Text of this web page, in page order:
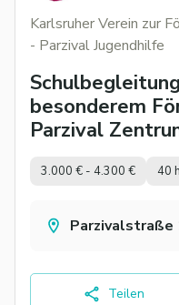
Karlsruher Verein zur
- Parzival Jugendhilfe
besonderem
Parzival
3.000 € - 4.300 € 40
Parzivalstraße
Teilen